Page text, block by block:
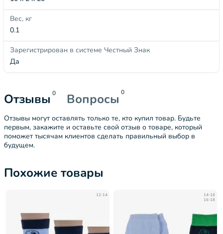
Вес, кг
0.1
Зарегистрирован в системе Честный Знак
Да
Отзывы 0 Вопросы 0
Отзывы могут оставлять только те, кто купил товар. Будьте
первым, закажите и оставьте свой отзыв о товаре, который
поможет тысячам клиентов сделать правильный выбор в
будущем.
Похожие товары
12-14
14-16
16-18